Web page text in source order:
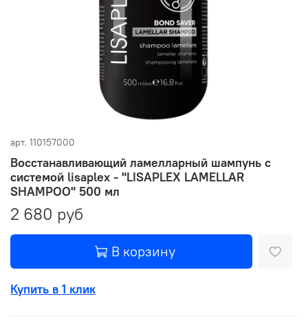
арт. 110157000
Восстанавливающий ламелларный шампунь с
системой lisaplex - "LISAPLEX LAMELLAR
SHAMPOO" 500 мл
2 680 руб
В корзину
Купить в 1 клик